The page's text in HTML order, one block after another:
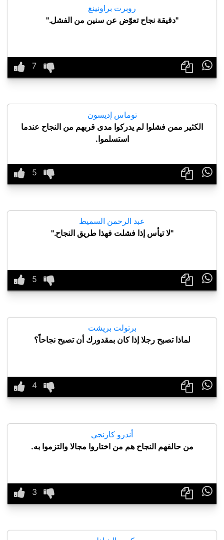
روبرت براونينغ
"دقيقة نجاح تعوّض عن سنين من الفشل."

توماس إديسون
الكثير ممن فشلوا لم يدركوا مدى قربهم من النجاح عندما
استسلموا.

عبد الرحمن السميط
"لا تيأس إذا فشلت فهذا طريق النجاح."

برتولت بريشت
لماذا تصبح رجلا إذا كان بمقدورك أن تصبح نجاحاً؟

أندرو كارنجي
من حالفهم النجاح هم من اختاروا مجالا والتزموا به.
